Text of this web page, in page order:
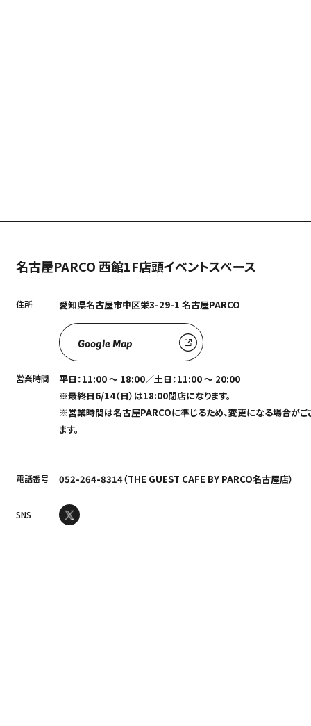
名古屋PARCO 西館1F店頭イベントスペース
住所 愛知県名古屋市中区栄3-29-1 名古屋PARCO
Google Map
営業時間
平日：11:00 ～ 18:00／土日：11:00 ～ 20:00
※最終日6/14（日）は18:00閉店になります。
※営業時間は名古屋PARCOに準じるため、変更になる場合がご
ます。
電話番号 052-264-8314（THE GUEST CAFE BY PARCO名古屋店）
SNS